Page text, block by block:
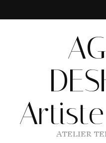
ATELIER